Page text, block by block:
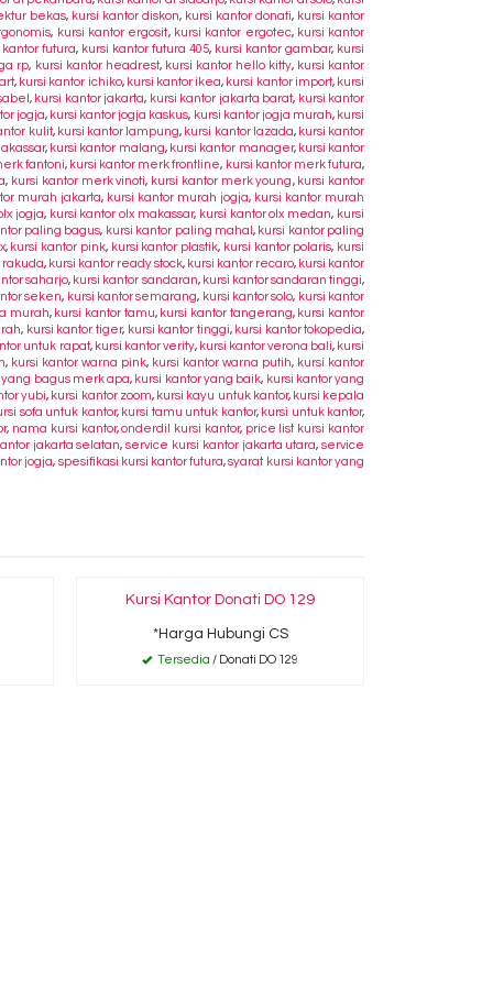
bekas, kursi kantor diskon, kursi kantor donati, kursi kantor
, kursi kantor ergosit, kursi kantor ergotec, kursi kantor
kantor futura, kursi kantor futura 405, kursi kantor gambar, kursi
rp, kursi kantor headrest, kursi kantor hello kitty, kursi kantor
, kursi kantor ichiko, kursi kantor ikea, kursi kantor import, kursi
, kursi kantor jakarta, kursi kantor jakarta barat, kursi kantor
jogja, kursi kantor jogja kaskus, kursi kantor jogja murah, kursi
kulit, kursi kantor lampung, kursi kantor lazada, kursi kantor
, kursi kantor malang, kursi kantor manager, kursi kantor
fantoni, kursi kantor merk frontline, kursi kantor merk futura,
, kursi kantor merk vinoti, kursi kantor merk young, kursi kantor
murah jakarta, kursi kantor murah jogja, kursi kantor murah
jogja, kursi kantor olx makassar, kursi kantor olx medan, kursi
paling bagus, kursi kantor paling mahal , kursi kantor paling
, kursi kantor pink, kursi kantor plastik, kursi kantor polaris, kursi
rakuda, kursi kantor ready stock, kursi kantor recaro, kursi kantor
saharjo, kursi kantor sandaran, kursi kantor sandaran tinggi,
seken, kursi kantor semarang, kursi kantor solo, kursi kantor
murah, kursi kantor tamu, kursi kantor tangerang, kursi kantor
, kursi kantor tiger, kursi kantor tinggi, kursi kantor tokopedia,
untuk rapat, kursi kantor verity, kursi kantor verona bali, kursi
, kursi kantor warna pink, kursi kantor warna putih, kursi kantor
yang bagus merk apa, kursi kantor yang baik, kursi kantor yang
yubi, kursi kantor zoom, kursi kayu untuk kantor, kursi kepala
sofa untuk kantor, kursi tamu untuk kantor, kursi untuk kantor,
, nama kursi kantor,onderdil kursi kantor, price list kursi kantor
jakarta selatan,service kursi kantor jakarta utara,service
jogja, spesifikasi kursi kantor futura,syarat kursi kantor yang
Kursi Kantor Donati DO 129
*Harga Hubungi CS
Tersedia / Donati DO 129